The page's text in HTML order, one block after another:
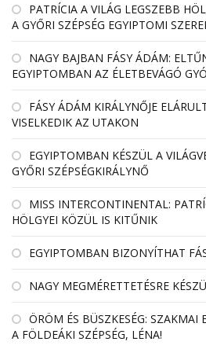
PATRÍCIA A VILÁG LEGSZEBB
A GYŐRI SZÉPSÉG EGYIPTOMI
NAGY BAJBAN FÁSY ÁDÁM:
EGYIPTOMBAN AZ ÉLETBEVÁGÓ
FÁSY ÁDÁM KIRÁLYNŐJE
VISELKEDIK AZ UTAKON
EGYIPTOMBAN KÉSZÜL A
GYŐRI SZÉPSÉGKIRÁLYNŐ
MISS INTERCONTINENTAL:
HÖLGYEI KÖZÜL IS KITŰNIK
EGYIPTOMBAN BIZONYÍTHAT
NAGY MEGMÉRETTETÉSRE
ÖRÖM ÉS BÜSZKESÉG: SZAKMAI
A FÖLDEÁKI SZÉPSÉG, LÉNA!